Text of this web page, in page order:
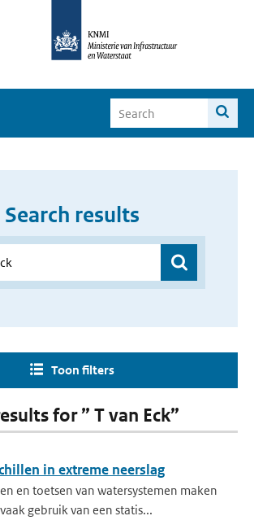
Search results
Toon filters
for ” T van Eck”
in extreme neerslag
en toetsen van watersystemen maken
gebruik van een statis...